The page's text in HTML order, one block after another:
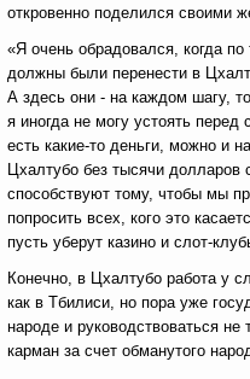
откровенно поделился своими
«Я очень обрадовался, когда
должны были перенести в
А здесь они - на каждом шагу,
я иногда не могу устоять
есть какие-то деньги, можно и
Цхалтубо без тысячи
способствуют тому, чтобы мы
попросить всех, кого это
пусть уберут казино и слот-
Конечно, в Цхалтубо работа у
как в Тбилиси, но пора уже
народе и руководствоваться
карман за счет обманутого